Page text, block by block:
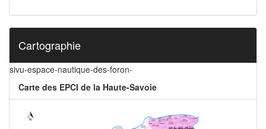
Cartographie
sivu-espace-nautique-des-foron-
Carte des EPCI de la Haute-Savoie